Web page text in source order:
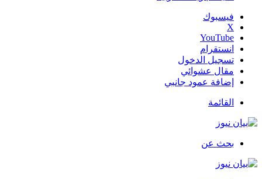
فيسبوك
‫X
‫YouTube
انستقرام
تسجيل الدخول
مقال عشوائي
إضافة عمود جانبي
القائمة
بحث عن